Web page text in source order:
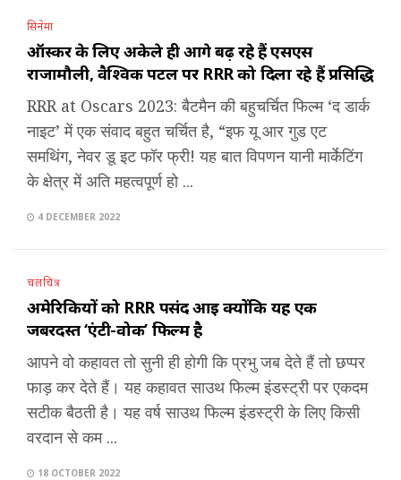
सिनेमा
ऑस्कर के लिए अकेले ही आगे बढ़ रहे हैं एसएस
राजामौली, वैश्विक पटल पर RRR को दिला रहे हैं प्रसिद्धि
RRR at Oscars 2023: बैटमैन की बहुचर्चित फिल्म ‘द डार्क
नाइट’ में एक संवाद बहुत चर्चित है, “इफ यू आर गुड एट
समथिंग, नेवर डू इट फॉर फ्री! यह बात विपणन यानी मार्केटिंग
के क्षेत्र में अति महत्वपूर्ण हो ...
4 DECEMBER 2022
चलचित्र
अमेरिकियों को RRR पसंद आई क्योंकि यह एक
जबरदस्त ‘एंटी-वोक’ फिल्म है
आपने वो कहावत तो सुनी ही होगी कि प्रभु जब देते हैं तो छप्पर
फाड़ कर देते हैं। यह कहावत साउथ फिल्म इंडस्ट्री पर एकदम
सटीक बैठती है। यह वर्ष साउथ फिल्म इंडस्ट्री के लिए किसी
वरदान से कम ...
18 OCTOBER 2022